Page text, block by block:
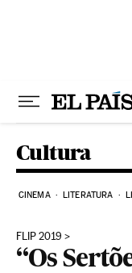
Cultura
CINEMA LITERATURA
FLIP 2019
“Os